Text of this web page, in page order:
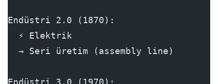
Endüstri 2.0 (1870):
  ⚡ Elektrik
  → Seri üretim (assembly line)
Endüstri 3.0 (1970):